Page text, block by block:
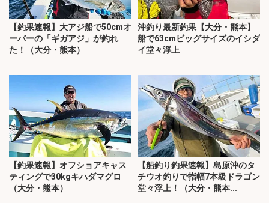
【釣果速報】大アジ船で50cmオ
ーバーの「ギガアジ」が釣れ
た！（大分・熊本）
沖釣り最新釣果【大分・熊本】
船で63cmビッグサイズのイシダ
イ堂々浮上
【釣果速報】オフショアキャス
ティングで30kgキハダマグロ
（大分・熊本）
【船釣り釣果速報】島原沖のタ
チウオ釣りで指幅7本級ドラゴン
堂々浮上！（大分・熊本...